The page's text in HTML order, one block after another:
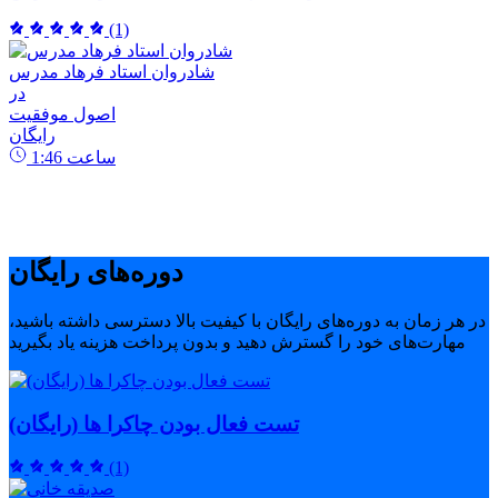
(1)
شادروان استاد فرهاد مدرس
در
اصول موفقیت
رایگان
1:46 ساعت
دوره‌های رایگان
در هر زمان به دوره‌های رایگان با کیفیت بالا دسترسی داشته باشید،
مهارت‌های خود را گسترش دهید و بدون پرداخت هزینه یاد بگیرید
تست فعال بودن چاکرا ها (رایگان)
(1)